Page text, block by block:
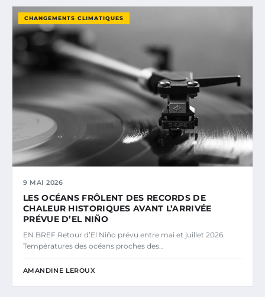
CHANGEMENTS CLIMATIQUES
9 MAI 2026
LES OCÉANS FRÔLENT DES RECORDS DE
CHALEUR HISTORIQUES AVANT L’ARRIVÉE
PRÉVUE D’EL NIÑO
EN BREF Retour d’El Niño prévu entre mai et juillet 2026.
Températures des océans proches des…
AMANDINE LEROUX